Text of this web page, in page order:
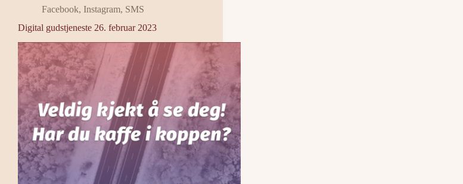
Facebook, Instagram, SMS
Digital gudstjeneste 26. februar 2023